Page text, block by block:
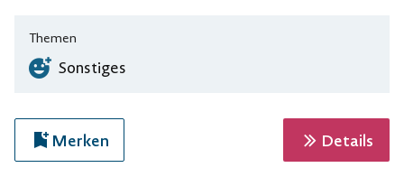
Themen
Sonstiges
Merken Details